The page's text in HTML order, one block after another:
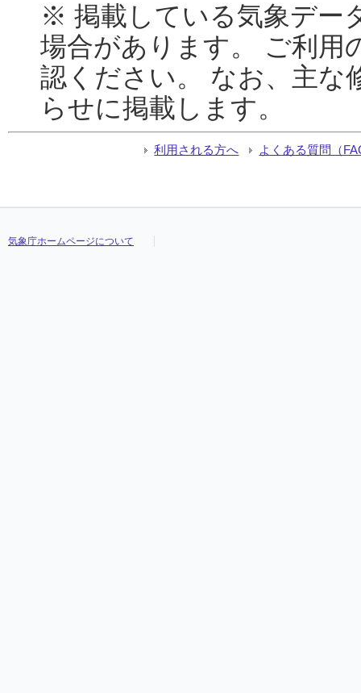
※ 掲載している気象デー
場合があります。 ご利用
認ください。 なお、主な
らせに掲載します。
利用される方へ よくある質問（
気象庁ホームページについて